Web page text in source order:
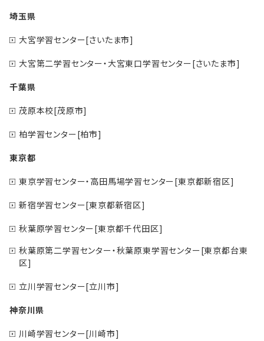
埼玉県
大宮学習センター[さいたま市]
大宮第二学習センター・大宮東口学習センター[さいたま市]
千葉県
茂原本校[茂原市]
柏学習センター[柏市]
東京都
東京学習センター・高田馬場学習センター[東京都新宿区]
新宿学習センター[東京都新宿区]
秋葉原学習センター[東京都千代田区]
秋葉原第二学習センター・秋葉原東学習センター[東京都台東
区]
立川学習センター[立川市]
神奈川県
川崎学習センター[川崎市]